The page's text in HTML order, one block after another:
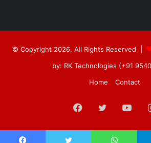
© Copyright 2026, All Rights Reserved |
by: RK Technologies (+91
Home
Contact
Facebook
Twitter